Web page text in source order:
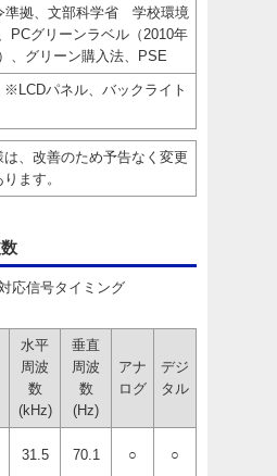
準拠、文部科学省 学校環境
PCグリーンラベル（2010年
グリーン購入法、PSE
パネル、バックライト
、改善のため予告なく変更
ます。
応信号タイミング
水平
周波
数
(kHz)
垂直
周波
数
(Hz)
アナ
ログ
デジ
タル
31.5 70.1 ○ ○